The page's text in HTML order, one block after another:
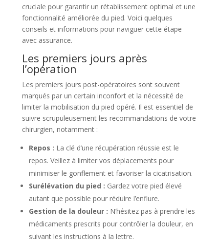
cruciale pour garantir un rétablissement optimal et une
fonctionnalité améliorée du pied. Voici quelques
conseils et informations pour naviguer cette étape
avec assurance.
Les premiers jours après
l’opération
Les premiers jours post-opératoires sont souvent
marqués par un certain inconfort et la nécessité de
limiter la mobilisation du pied opéré. Il est essentiel de
suivre scrupuleusement les recommandations de votre
chirurgien, notamment :
Repos : La clé d’une récupération réussie est le
repos. Veillez à limiter vos déplacements pour
minimiser le gonflement et favoriser la cicatrisation.
Surélévation du pied : Gardez votre pied élevé
autant que possible pour réduire l’enflure.
Gestion de la douleur : N’hésitez pas à prendre les
médicaments prescrits pour contrôler la douleur, en
suivant les instructions à la lettre.